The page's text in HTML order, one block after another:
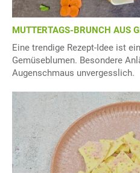
MUTTERTAGS-BRUNCH AUS
Eine trendige Rezept-Idee ist
Gemüseblumen. Besondere
Augenschmaus unvergesslich.